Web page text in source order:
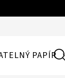
PAPÍR